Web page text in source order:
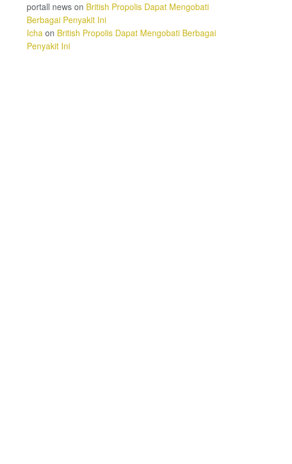
portall news on British Propolis Dapat Mengobati
Berbagai Penyakit Ini
Icha on British Propolis Dapat Mengobati Berbagai
Penyakit Ini